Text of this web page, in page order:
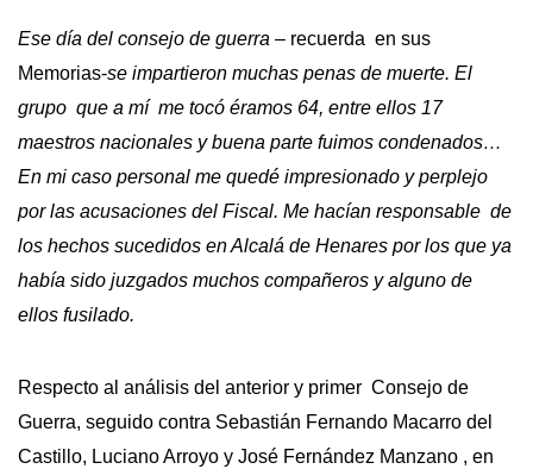
Ese día del consejo de guerra – recuerda en sus
Memorias-se impartieron muchas penas de muerte. El
grupo que a mí me tocó éramos 64, entre ellos 17
maestros nacionales y buena parte fuimos condenados…
En mi caso personal me quedé impresionado y perplejo
por las acusaciones del Fiscal. Me hacían responsable de
los hechos sucedidos en Alcalá de Henares por los que ya
había sido juzgados muchos compañeros y alguno de
ellos fusilado.
Respecto al análisis del anterior y primer Consejo de
Guerra, seguido contra Sebastián Fernando Macarro del
Castillo, Luciano Arroyo y José Fernández Manzano , en